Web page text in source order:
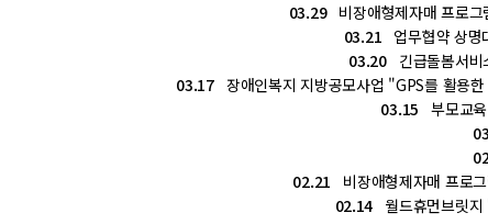
03.29비장애형제자매 프로그
03.21 업무협약 상명
03.20긴급돌봄서비
03.17장애인복지 지방공모사업 "GPS를 활용한
03.15 부모교
02.21 비장애형제자매 프로
02.14 월드휴먼브릿